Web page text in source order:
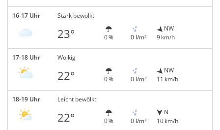
16-17 Uhr Stark bewölkt
23° 0 % 0 l/m²
NW
9 km/h
17-18 Uhr Wolkig
22° 0 % 0 l/m²
NW
11 km/h
18-19 Uhr Leicht bewölkt
22° 0 % 0 l/m²
N
10 km/h